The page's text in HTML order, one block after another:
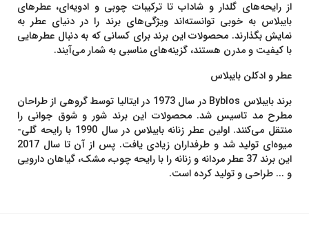
از رایحه‌های گلدار و شاداب تا ترکیبات چوبی و ادویه‌ای، عطرهای
بایبلاس به خوبی توانسته‌اند ویژگی‌های برند را در دنیای عطر به
نمایش بگذارند. محصولات این برند برای کسانی که به دنبال عطرهایی
با کیفیت و مدرن هستند، گزینه‌های مناسبی به شمار می‌آیند.
عطر و ادکلن بایبلاس
برند بایبلاس Byblos در سال 1973 در ایتالیا توسط گروهی از طراحان
مطرح مد تاسیس شد. محصولات این برند شور و شوق جوانی را
منتقل می‌کنند. اولین عطر زنانه بایبلاس در سال 1990 با رایحه گلی-
میوه‌ای تولید شد و طرفداران زیادی یافت. پس از آن تا سال 2017
این برند 37 عطر مردانه و زنانه را با رایحه‌ چوب، مشک، گیاهان دارویی
و ... طراحی و تولید کرده است.